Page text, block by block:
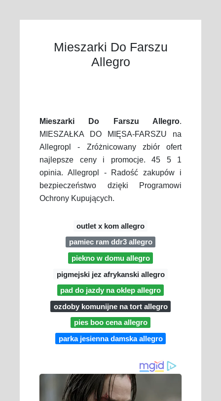
Mieszarki Do Farszu
Allegro
Mieszarki Do Farszu Allegro.
MIESZAŁKA DO MIĘSA-FARSZU na
Allegropl - Zróżnicowany zbiór ofert
najlepsze ceny i promocje. 45 5 1
opinia. Allegropl - Radość zakupów i
bezpieczeństwo dzięki Programowi
Ochrony Kupujących.
outlet x kom allegro
pamiec ram ddr3 allegro
piekno w domu allegro
pigmejski jez afrykanski allegro
pad do jazdy na oklep allegro
ozdoby komunijne na tort allegro
pies boo cena allegro
parka jesienna damska allegro